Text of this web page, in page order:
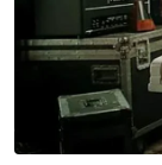
Kelantan